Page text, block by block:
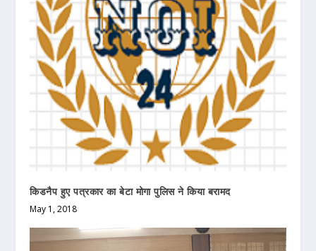
किडनैप हुए पत्रकार का बेटा मोगा पुलिस ने किया बरामद
May 1, 2018